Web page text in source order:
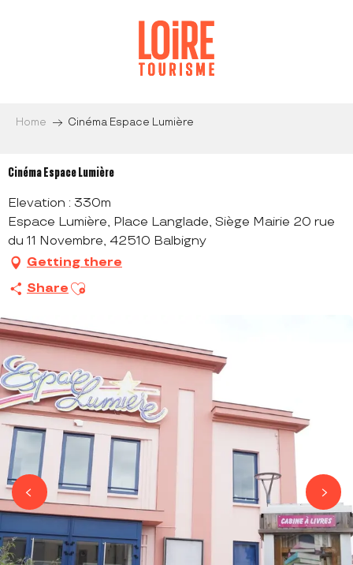
Home Cinéma Espace Lumière
Cinéma Espace Lumière
Elevation : 330m
Espace Lumière, Place Langlade, Siège Mairie 20 rue
du 11 Novembre, 42510 Balbigny
Getting there
Share Ajouter aux favoris